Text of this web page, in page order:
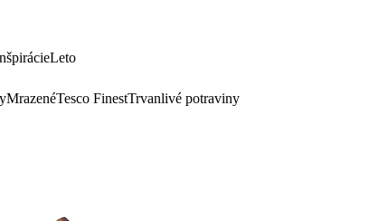
Leto
MrazenéTesco FinestTrvanlivé potraviny